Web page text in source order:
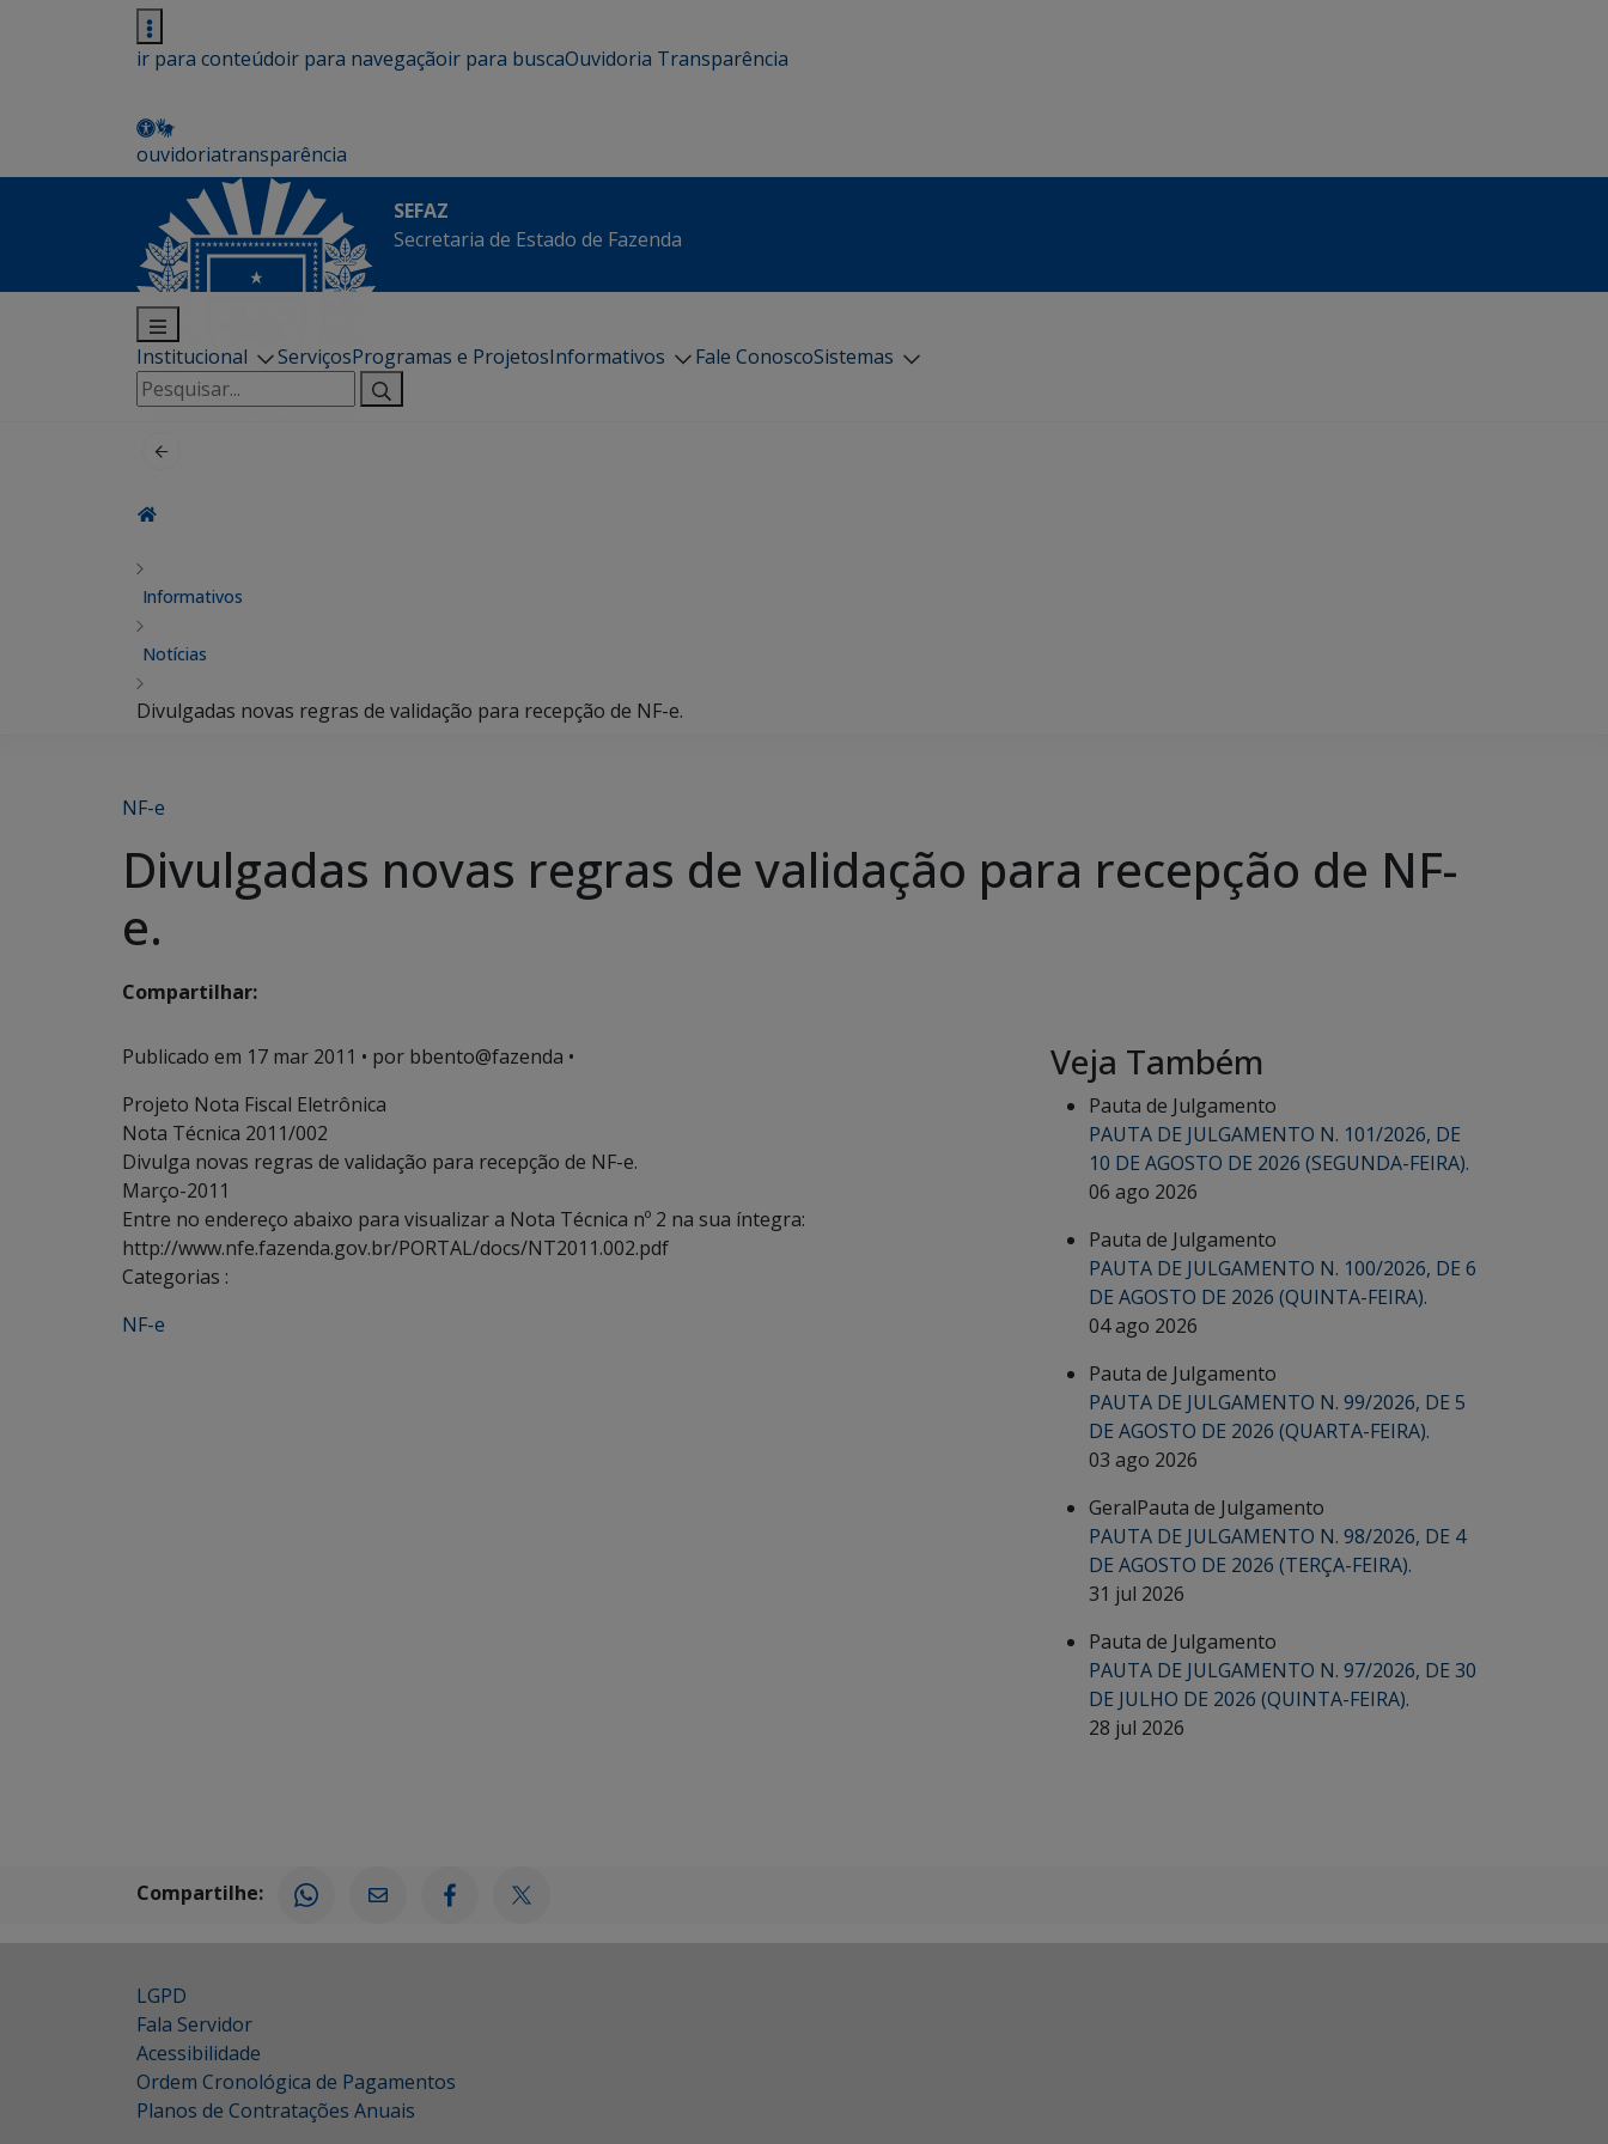
ir para conteúdoir para navegaçãoir para buscaOuvidoria Transparência
ouvidoriatransparência
SEFAZ
Secretaria de Estado de Fazenda
Institucional ServiçosProgramas e ProjetosInformativos Fale ConoscoSistemas
Pesquisar
por:
Informativos
Notícias
Divulgadas novas regras de validação para recepção de NF-e.
NF-e
Divulgadas novas regras de validação para recepção de NF-
e.
Compartilhar:
Publicado em 17 mar 2011 • por bbento@fazenda •
Projeto Nota Fiscal Eletrônica
Nota Técnica 2011/002
Divulga novas regras de validação para recepção de NF-e.
Março-2011
Entre no endereço abaixo para visualizar a Nota Técnica nº 2 na sua íntegra:
http://www.nfe.fazenda.gov.br/PORTAL/docs/NT2011.002.pdf
Categorias :
NF-e
Veja Também
Pauta de Julgamento
PAUTA DE JULGAMENTO N. 101/2026, DE
10 DE AGOSTO DE 2026 (SEGUNDA-FEIRA).
06 ago 2026
Pauta de Julgamento
PAUTA DE JULGAMENTO N. 100/2026, DE 6
DE AGOSTO DE 2026 (QUINTA-FEIRA).
04 ago 2026
Pauta de Julgamento
PAUTA DE JULGAMENTO N. 99/2026, DE 5
DE AGOSTO DE 2026 (QUARTA-FEIRA).
03 ago 2026
GeralPauta de Julgamento
PAUTA DE JULGAMENTO N. 98/2026, DE 4
DE AGOSTO DE 2026 (TERÇA-FEIRA).
31 jul 2026
Pauta de Julgamento
PAUTA DE JULGAMENTO N. 97/2026, DE 30
DE JULHO DE 2026 (QUINTA-FEIRA).
28 jul 2026
Compartilhe:
LGPD
Fala Servidor
Acessibilidade
Ordem Cronológica de Pagamentos
Planos de Contratações Anuais